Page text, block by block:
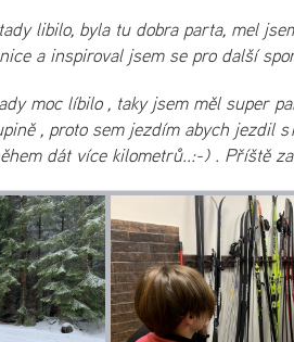
libilo, byla tu dobra parta, mel
a inspiroval jsem se pro další
moc líbilo , taky jsem měl super
, proto sem jezdím abych jezdil
dát více kilometrů..:-) . Příště